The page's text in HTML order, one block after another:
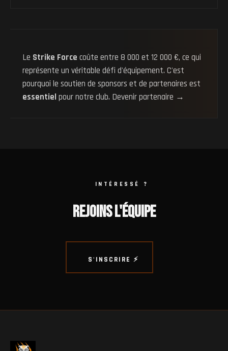
Le Strike Force coûte entre 8 000 et 12 000 €, ce qui
représente un véritable défi d'équipement. C'est
pourquoi le soutien de sponsors et de partenaires est
essentiel pour notre club. Devenir partenaire →
INTÉRESSÉ ?
REJOINS L'ÉQUIPE
S'INSCRIRE ⚡